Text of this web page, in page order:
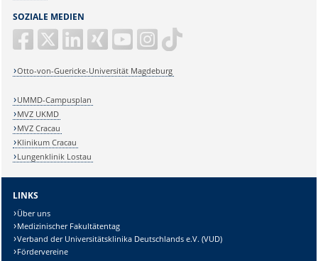
SOZIALE MEDIEN
Otto-von-Guericke-Universität Magdeburg
UMMD-Campusplan
MVZ UKMD
MVZ Cracau
Klinikum Cracau
Lungenklinik Lostau
LINKS
Über uns
Medizinischer Fakultätentag
Verband der Universitätsklinika Deutschlands e.V. (VUD)
Fördervereine